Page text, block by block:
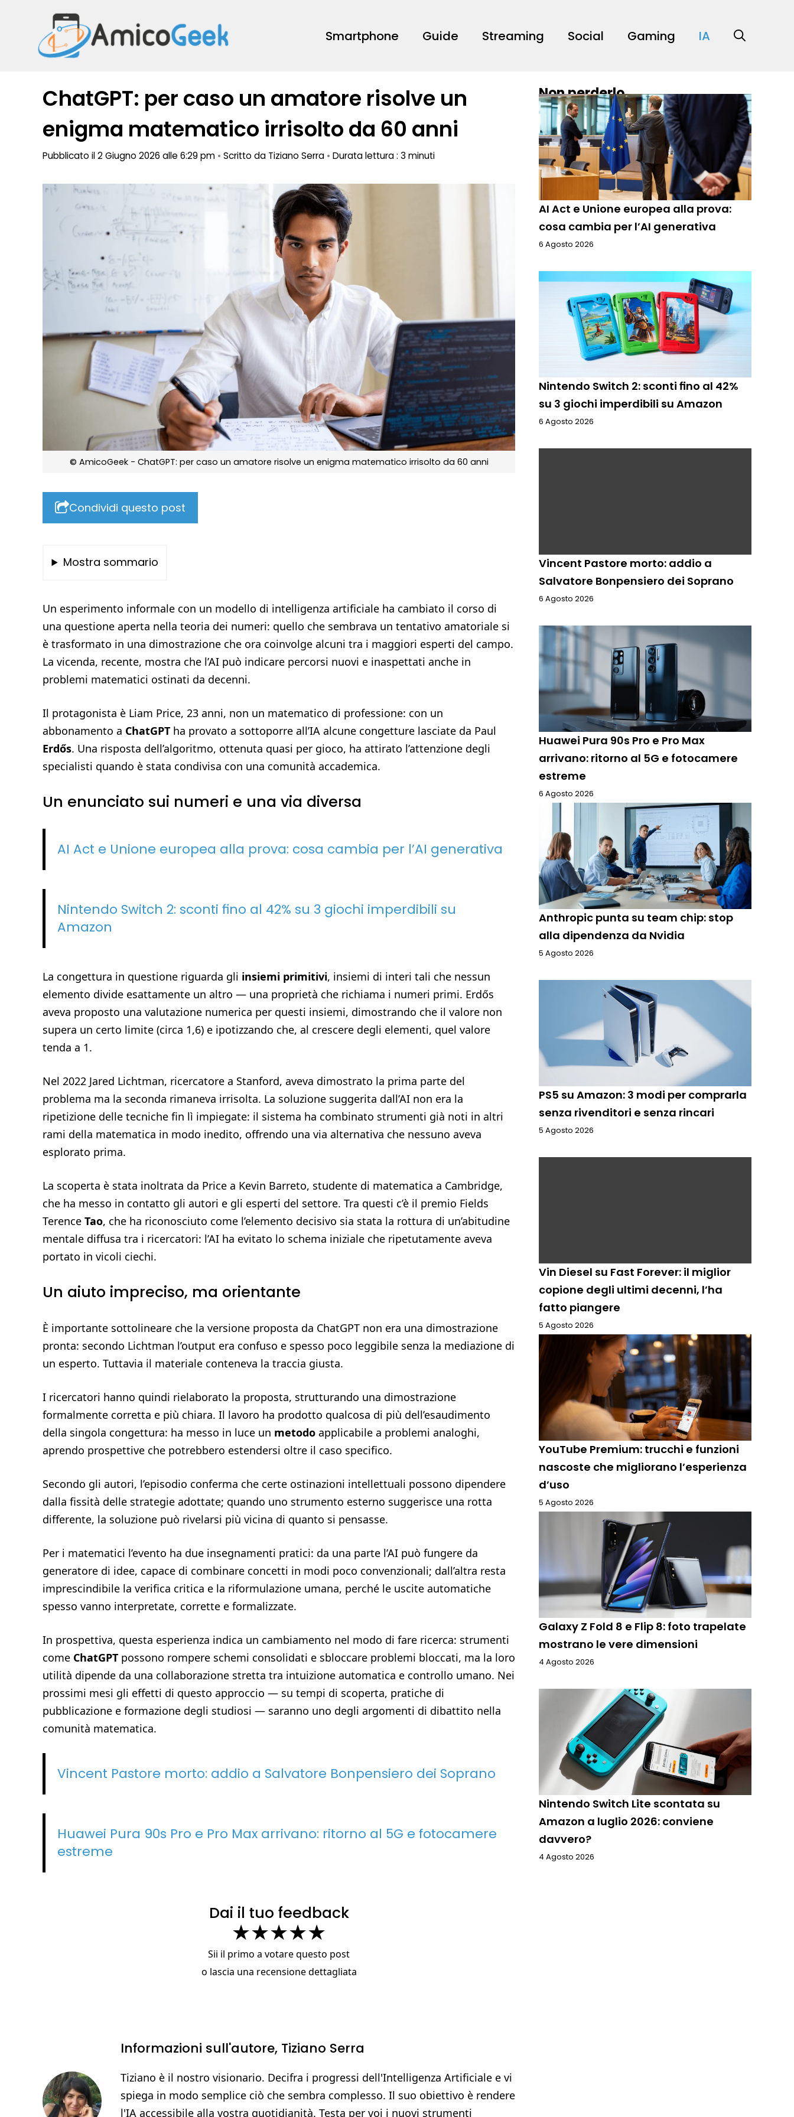
contenuto
Smartphone Guide Streaming Social Gaming IA
ChatGPT: per caso un amatore risolve un
enigma matematico irrisolto da 60 anni
Pubblicato il 2 Giugno 2026 alle 6:29 pm • Scritto da Tiziano Serra • Durata lettura : 3 minuti
© AmicoGeek - ChatGPT: per caso un amatore risolve un enigma matematico irrisolto da 60 anni
Condividi questo post
Mostra sommario
Un esperimento informale con un modello di intelligenza artificiale ha cambiato il corso di
una questione aperta nella teoria dei numeri: quello che sembrava un tentativo amatoriale si
è trasformato in una dimostrazione che ora coinvolge alcuni tra i maggiori esperti del campo.
La vicenda, recente, mostra che l’AI può indicare percorsi nuovi e inaspettati anche in
problemi matematici ostinati da decenni.
Il protagonista è Liam Price, 23 anni, non un matematico di professione: con un
abbonamento a ChatGPT ha provato a sottoporre all’IA alcune congetture lasciate da Paul
Erdős. Una risposta dell’algoritmo, ottenuta quasi per gioco, ha attirato l’attenzione degli
specialisti quando è stata condivisa con una comunità accademica.
Un enunciato sui numeri e una via diversa
AI Act e Unione europea alla prova: cosa cambia per l’AI generativa
Nintendo Switch 2: sconti fino al 42% su 3 giochi imperdibili su
Amazon
La congettura in questione riguarda gli insiemi primitivi, insiemi di interi tali che nessun
elemento divide esattamente un altro — una proprietà che richiama i numeri primi. Erdős
aveva proposto una valutazione numerica per questi insiemi, dimostrando che il valore non
supera un certo limite (circa 1,6) e ipotizzando che, al crescere degli elementi, quel valore
tenda a 1.
Nel 2022 Jared Lichtman, ricercatore a Stanford, aveva dimostrato la prima parte del
problema ma la seconda rimaneva irrisolta. La soluzione suggerita dall’AI non era la
ripetizione delle tecniche fin lì impiegate: il sistema ha combinato strumenti già noti in altri
rami della matematica in modo inedito, offrendo una via alternativa che nessuno aveva
esplorato prima.
La scoperta è stata inoltrata da Price a Kevin Barreto, studente di matematica a Cambridge,
che ha messo in contatto gli autori e gli esperti del settore. Tra questi c’è il premio Fields
Terence Tao, che ha riconosciuto come l’elemento decisivo sia stata la rottura di un’abitudine
mentale diffusa tra i ricercatori: l’AI ha evitato lo schema iniziale che ripetutamente aveva
portato in vicoli ciechi.
Un aiuto impreciso, ma orientante
È importante sottolineare che la versione proposta da ChatGPT non era una dimostrazione
pronta: secondo Lichtman l’output era confuso e spesso poco leggibile senza la mediazione di
un esperto. Tuttavia il materiale conteneva la traccia giusta.
I ricercatori hanno quindi rielaborato la proposta, strutturando una dimostrazione
formalmente corretta e più chiara. Il lavoro ha prodotto qualcosa di più dell’esaudimento
della singola congettura: ha messo in luce un metodo applicabile a problemi analoghi,
aprendo prospettive che potrebbero estendersi oltre il caso specifico.
Secondo gli autori, l’episodio conferma che certe ostinazioni intellettuali possono dipendere
dalla fissità delle strategie adottate; quando uno strumento esterno suggerisce una rotta
differente, la soluzione può rivelarsi più vicina di quanto si pensasse.
Per i matematici l’evento ha due insegnamenti pratici: da una parte l’AI può fungere da
generatore di idee, capace di combinare concetti in modi poco convenzionali; dall’altra resta
imprescindibile la verifica critica e la riformulazione umana, perché le uscite automatiche
spesso vanno interpretate, corrette e formalizzate.
In prospettiva, questa esperienza indica un cambiamento nel modo di fare ricerca: strumenti
come ChatGPT possono rompere schemi consolidati e sbloccare problemi bloccati, ma la loro
utilità dipende da una collaborazione stretta tra intuizione automatica e controllo umano. Nei
prossimi mesi gli effetti di questo approccio — su tempi di scoperta, pratiche di
pubblicazione e formazione degli studiosi — saranno uno degli argomenti di dibattito nella
comunità matematica.
Vincent Pastore morto: addio a Salvatore Bonpensiero dei Soprano
Huawei Pura 90s Pro e Pro Max arrivano: ritorno al 5G e fotocamere
estreme
Dai il tuo feedback
★★★★★
Sii il primo a votare questo post
o lascia una recensione dettagliata
Informazioni sull'autore, Tiziano Serra
Tiziano è il nostro visionario. Decifra i progressi dell'Intelligenza Artificiale e vi
spiega in modo semplice ciò che sembra complesso. Il suo obiettivo è rendere
l'IA accessibile alla vostra quotidianità. Testa per voi i nuovi strumenti
Non perderlo
AI Act e Unione europea alla prova:
cosa cambia per l’AI generativa
6 Agosto 2026
Nintendo Switch 2: sconti fino al 42%
su 3 giochi imperdibili su Amazon
6 Agosto 2026
Vincent Pastore morto: addio a
Salvatore Bonpensiero dei Soprano
6 Agosto 2026
Huawei Pura 90s Pro e Pro Max
arrivano: ritorno al 5G e fotocamere
estreme
6 Agosto 2026
Anthropic punta su team chip: stop
alla dipendenza da Nvidia
5 Agosto 2026
PS5 su Amazon: 3 modi per comprarla
senza rivenditori e senza rincari
5 Agosto 2026
Vin Diesel su Fast Forever: il miglior
copione degli ultimi decenni, l’ha
fatto piangere
5 Agosto 2026
YouTube Premium: trucchi e funzioni
nascoste che migliorano l’esperienza
d’uso
5 Agosto 2026
Galaxy Z Fold 8 e Flip 8: foto trapelate
mostrano le vere dimensioni
4 Agosto 2026
Nintendo Switch Lite scontata su
Amazon a luglio 2026: conviene
davvero?
4 Agosto 2026